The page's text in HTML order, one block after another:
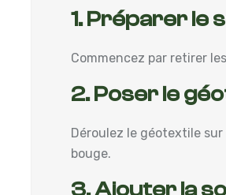
1. Préparer le
Commencez par retirer
2. Poser le
Déroulez le géotextile
bouge.
3. Ajouter la